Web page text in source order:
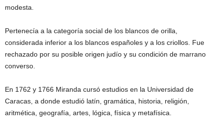
modesta.
Pertenecía a la categoría social de los blancos de orilla,
considerada inferior a los blancos españoles y a los criollos. Fue
rechazado por su posible origen judío y su condición de marrano
converso.
En 1762 y 1766 Miranda cursó estudios en la Universidad de
Caracas, a donde estudió latín, gramática, historia, religión,
aritmética, geografía, artes, lógica, física y metafísica.